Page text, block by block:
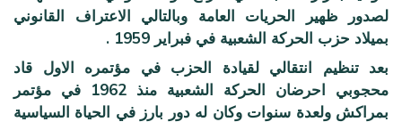
لصدور ظهير الحريات العامة وبالتالي الاعتراف القانوني
بميلاد حزب الحركة الشعبية في فبراير 1959 .
بعد تنظيم انتقالي لقيادة الحزب في مؤتمره الاول قاد
محجوبي احرضان الحركة الشعبية منذ 1962 في مؤتمر
بمراكش ولعدة سنوات وكان له دور بارز في الحياة السياسية